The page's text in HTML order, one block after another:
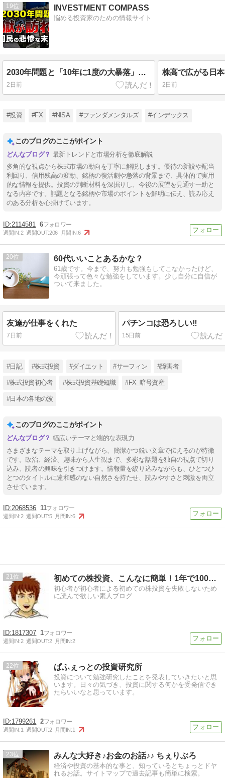
19 INVESTMENT COMPASS
悩める投資家のための情報サイト
2030年問題と「10年に1度の大暴落」にどう備える？日本の未来と資産を守る3つの防衛策
2日前 2日前
#投資 #FX #NISA #ファンダメンタルズ #インデックス
このブログのここがポイント
最新トレンドと市場分析を徹底解説
多角的な視点から株式市場の動向を丁寧に解説します。優待の新設や配当
利回り、信用残高の変動、銘柄の復活劇や急落の背景まで、具体的で実用
的な情報を提供。投資の判断材料を深掘りし、今後の展望を見通す一助と
なる内容です。話題となる銘柄や市場のポイントを鮮明に伝え、読み応え
のある分析を心掛けています。
2114581 6
週間IN:2 週間OUT:206 月間IN:6
20 60代いいことあるかな？
61歳です。今まで、努力も勉強もしてこなかったけど、
今頑張って色々な勉強をしています。少し自分に自信が
ついて来ました。
友達が仕事をくれた
7日前
パチンコは恐ろしい‼
15日前
#日記 #株式投資 #ダイエット #サーフィン #障害者
#株式投資初心者 #株式投資基礎知識 #FX_暗号資産
#日本の各地の波
このブログのここがポイント
幅広いテーマと端的な表現力
さまざまなテーマを取り上げながら、簡潔かつ鋭い文章で伝えるのが特徴
です。政治、経済、趣味から人生観まで、多彩な話題を独自の視点で切り
込み、読者の興味を引きつけます。情報量を絞り込みながらも、ひとつひ
とつのタイトルに違和感のない自然さを持たせ、読みやすさと刺激を両立
させています。
2068536 11
週間IN:2 週間OUT:5 月間IN:6
21 初めての株投資、こんなに簡単！1年で100万損したから解る株
初心者が初心者による初めての株投資を失敗しないため
に読んで欲しい素人ブログ
1817307 1
週間IN:2 週間OUT:2 月間IN:2
22 ぱふぇっとの投資研究所
投資について勉強研究したことを発表していきたいと思
います。日々の気づき、投資に関する何かを受発信でき
たらいいなと思っています。
1799261 2
週間IN:1 週間OUT:2 月間IN:1
23 みんな大好き♪お金のお話♪♪ ちぇりぶろ
経済や投資の基本的な事と、知っているとちょっとドヤ
れるお話。サイトマップで過去記事も簡単に検索。